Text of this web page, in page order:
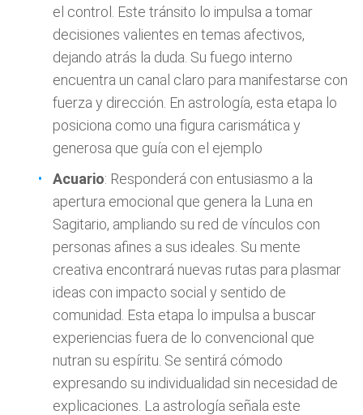
el control. Este tránsito lo impulsa a tomar
decisiones valientes en temas afectivos,
dejando atrás la duda. Su fuego interno
encuentra un canal claro para manifestarse con
fuerza y dirección. En astrología, esta etapa lo
posiciona como una figura carismática y
generosa que guía con el ejemplo
Acuario: Responderá con entusiasmo a la
apertura emocional que genera la Luna en
Sagitario, ampliando su red de vínculos con
personas afines a sus ideales. Su mente
creativa encontrará nuevas rutas para plasmar
ideas con impacto social y sentido de
comunidad. Esta etapa lo impulsa a buscar
experiencias fuera de lo convencional que
nutran su espíritu. Se sentirá cómodo
expresando su individualidad sin necesidad de
explicaciones. La astrología señala este